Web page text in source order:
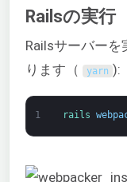
Railsの実行
Railsサーバー
ります（
yarn ):
1 rails